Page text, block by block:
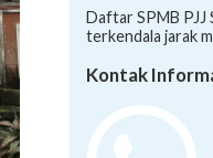
Daftar SPMB PJJ
terkendala jarak
Kontak